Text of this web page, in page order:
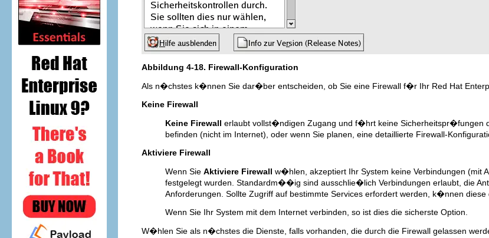
Abbildung 4-18. Firewall-Konfiguration
Als n�chstes k�nnen Sie dar�ber entscheiden, ob Sie eine Firewall f�r Ihr Red Hat
Keine Firewall
Keine Firewall erlaubt vollst�ndigen Zugang und f�hrt keine Sicherheitspr�fungen
befinden (nicht im Internet), oder wenn Sie planen, eine detaillierte Firewall-
Aktiviere Firewall
Wenn Sie Aktiviere Firewall w�hlen, akzeptiert Ihr System keine Verbindungen (mit
festgelegt wurden. Standardm��ig sind ausschlie�lich Verbindungen erlaubt, die
Anforderungen. Sollte Zugriff auf bestimmte Services erfordert werden, k�nnen diese
Wenn Sie Ihr System mit dem Internet verbinden, so ist dies die sicherste Option.
W�hlen Sie als n�chstes die Dienste, falls vorhanden, die durch die Firewall gelassen